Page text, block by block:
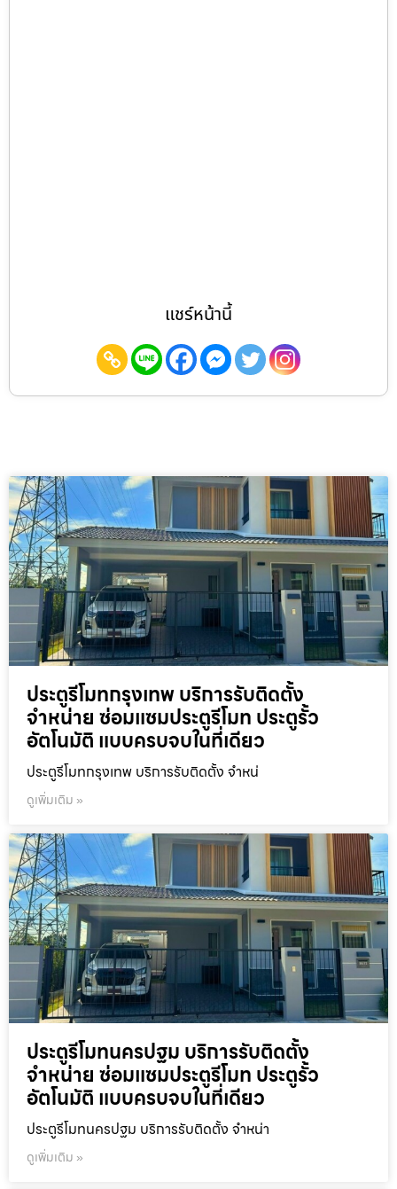
แชร์หน้านี้
ประตูรีโมทกรุงเทพ บริการรับติดตั้ง
จำหน่าย ซ่อมแซมประตูรีโมท ประตูรั้ว
อัตโนมัติ แบบครบจบในที่เดียว
ประตูรีโมทกรุงเทพ บริการรับติดตั้ง จำหน่
ดูเพิ่มเติม »
ประตูรีโมทนครปฐม บริการรับติดตั้ง
จำหน่าย ซ่อมแซมประตูรีโมท ประตูรั้ว
อัตโนมัติ แบบครบจบในที่เดียว
ประตูรีโมทนครปฐม บริการรับติดตั้ง จำหน่า
ดูเพิ่มเติม »